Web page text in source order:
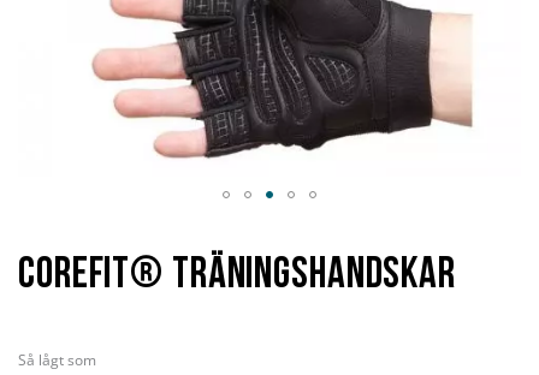
Så lågt som
Corefit® Träningshandskar
början
av